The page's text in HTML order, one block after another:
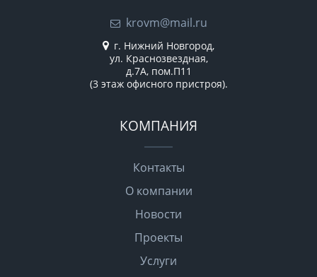
krovm@mail.ru
г. Нижний Новгород,
ул. Краснозвездная,
д.7А, пом.П11
(3 этаж офисного пристроя).
КОМПАНИЯ
Контакты
О компании
Новости
Проекты
Услуги